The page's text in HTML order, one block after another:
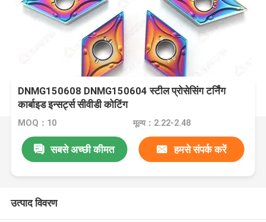
DNMG150608 DNMG150604 स्टील प्रोसेसिंग टर्निंग
कार्बाइड इन्सर्ट्स सीवीडी कोटिंग
MOQ：10 मूल्य：2.22-2.48
सबसे अच्छी कीमत हमसे संपर्क करें
उत्पाद विवरण